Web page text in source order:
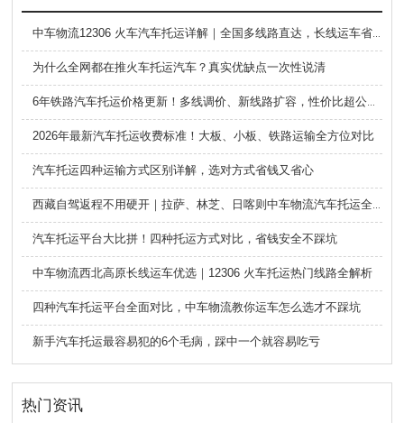
中车物流12306 火车汽车托运详解｜全国多线路直达，长线运车省心方案
为什么全网都在推火车托运汽车？真实优缺点一次性说清
6年铁路汽车托运价格更新！多线调价、新线路扩容，性价比超公路大板车
2026年最新汽车托运收费标准！大板、小板、铁路运输全方位对比
汽车托运四种运输方式区别详解，选对方式省钱又省心
西藏自驾返程不用硬开｜拉萨、林芝、日喀则中车物流汽车托运全指南
汽车托运平台大比拼！四种托运方式对比，省钱安全不踩坑
中车物流西北高原长线运车优选｜12306 火车托运热门线路全解析
四种汽车托运平台全面对比，中车物流教你运车怎么选才不踩坑
新手汽车托运最容易犯的6个毛病，踩中一个就容易吃亏
热门资讯